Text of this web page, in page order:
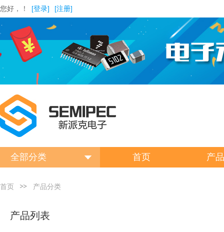
您好，！ [登录] [注册]
全部分类 首页 产
首页 产品分类
产品列表